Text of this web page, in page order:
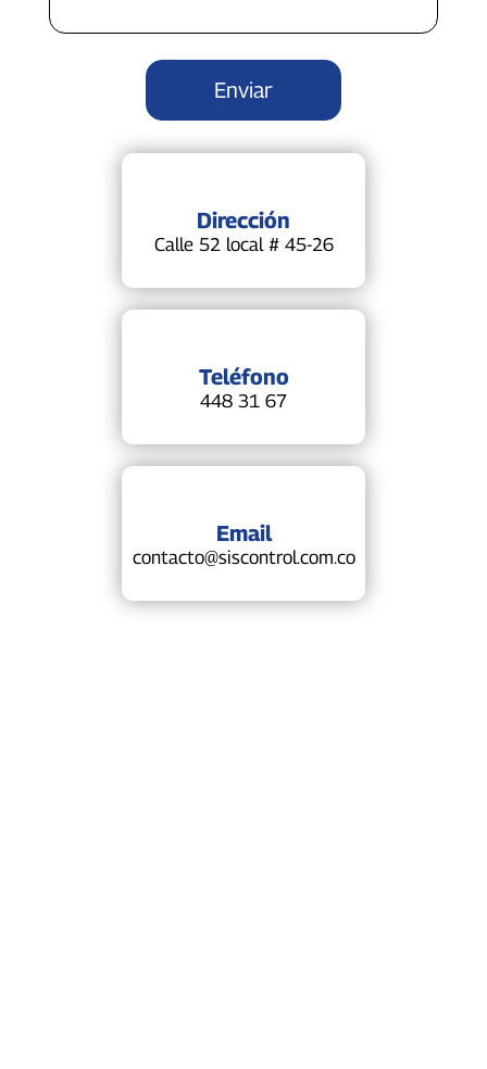
Dirección
Calle 52 local # 45-26
Teléfono
448 31 67
Email
contacto@siscontrol.com.co